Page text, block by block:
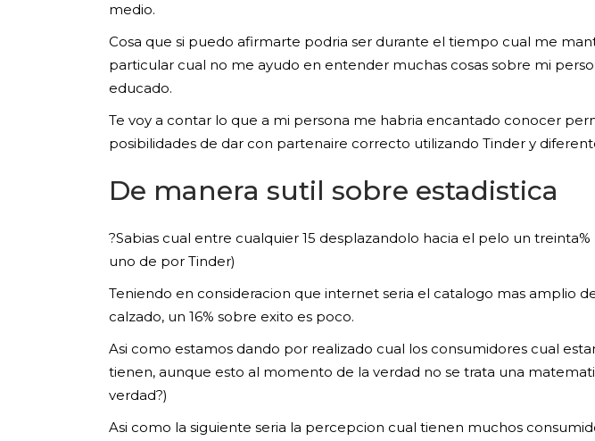
medio.
Cosa que si puedo afirmarte podri­a ser durante el tiempo cual me
particular cual no me ayudo en entender muchas cosas sobre mi
educado.
Te voy a contar lo que a mi persona me habria encantado conocer
posibilidades de dar con partenaire correcto utilizando Tinder y
De manera sutil sobre estadistica
?Sabias cual entre cualquier 15 desplazandolo hacia el pelo un
uno de por Tinder)
Teniendo en consideracion que internet seri­a el catalogo mas amplio
calzado, un 16% sobre exito es poco.
Asi­ como estamos dando por realizado cual los consumidores cual
tienen, aunque esto al momento de la verdad no se trata una
verdad?)
Asi­ como la siguiente seria la percepcion cual tienen muchos